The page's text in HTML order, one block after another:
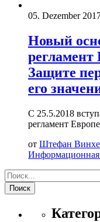
05. Dezember
Новый
регламент
Защите
его
С 25.5.2018
регламент
от Штефан
Информационная
Поиск